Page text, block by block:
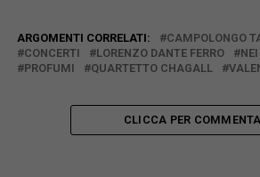
ARGOMENTI CORRELATI:
CAMPOLONGO
CONCERTI
LORENZO DANTE FERRO
PROFUMI
QUARTETTO CHAGALL
CLICCA PER